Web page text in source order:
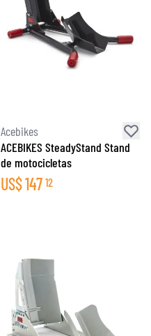
Acebikes
ACEBIKES SteadyStand Stand
de motocicletas
US$147 12